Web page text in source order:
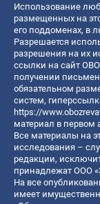
Использование
размещенных на
его поддоменах, в
Разрешается
разрешения на их
ссылки на сайт
получении
обязательном
систем,
https://
материал в первом
Все материалы на
исследования –
редакции,
принадлежат ООО
На все
имеет